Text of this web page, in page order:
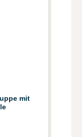
mit